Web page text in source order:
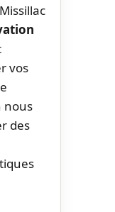
vos
nous
des